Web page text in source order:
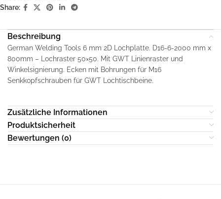
Share:
Beschreibung
German Welding Tools 6 mm 2D Lochplatte. D16-6-2000 mm x
800mm – Lochraster 50×50. Mit GWT Linienraster und
Winkelsignierung. Ecken mit Bohrungen für M16
Senkkopfschrauben für GWT Lochtischbeine.
Zusätzliche Informationen
Produktsicherheit
Bewertungen (0)